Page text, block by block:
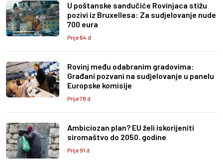
U poštanske sandučiće Rovinjaca stižu
pozivi iz Bruxellesa: Za sudjelovanje nude
700 eura
Prije 64 d
Rovinj među odabranim gradovima:
Građani pozvani na sudjelovanje u panelu
Europske komisije
Prije 78 d
Ambiciozan plan? EU želi iskorijeniti
siromaštvo do 2050. godine
Prije 91 d